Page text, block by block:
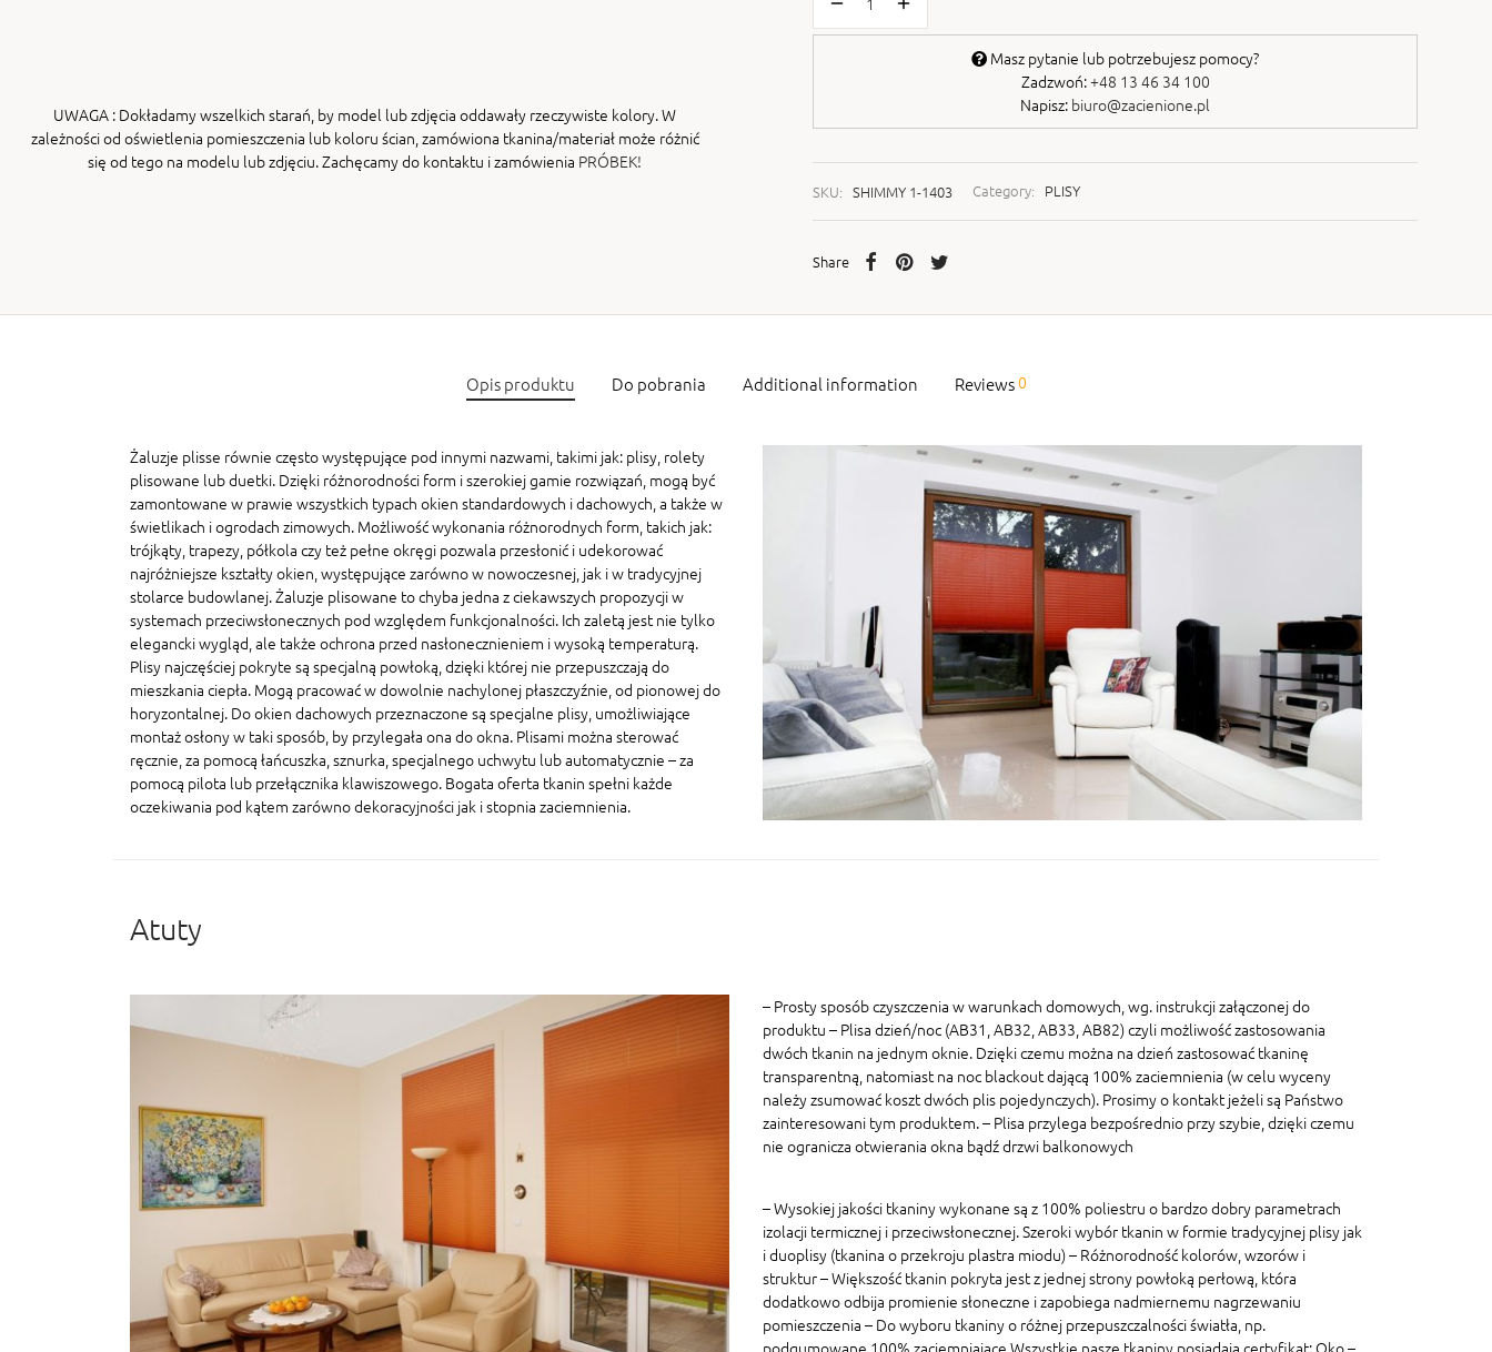
UWAGA : Dokładamy wszelkich starań, by model lub zdjęcia oddawały rzeczywiste kolory. W
zależności od oświetlenia pomieszczenia lub koloru ścian, zamówiona tkanina/materiał może różnić
się od tego na modelu lub zdjęciu. Zachęcamy do kontaktu i zamówienia PRÓBEK!
Masz pytanie lub potrzebujesz pomocy?
Zadzwoń:+48 13 46 34 100
Napisz: biuro@zacienione.pl
SKU: SHIMMY 1-1403 Category: PLISY
Share
Opis produktu Do pobrania Additional information Reviews0
Żaluzje plisse równie często występujące pod innymi nazwami, takimi jak: plisy, rolety
plisowane lub duetki. Dzięki różnorodności form i szerokiej gamie rozwiązań, mogą być
zamontowane w prawie wszystkich typach okien standardowych i dachowych, a także w
świetlikach i ogrodach zimowych. Możliwość wykonania różnorodnych form, takich jak:
trójkąty, trapezy, półkola czy też pełne okręgi pozwala przesłonić i udekorować
najróżniejsze kształty okien, występujące zarówno w nowoczesnej, jak i w tradycyjnej
stolarce budowlanej. Żaluzje plisowane to chyba jedna z ciekawszych propozycji w
systemach przeciwsłonecznych pod względem funkcjonalności. Ich zaletą jest nie tylko
elegancki wygląd, ale także ochrona przed nasłonecznieniem i wysoką temperaturą.
Plisy najczęściej pokryte są specjalną powłoką, dzięki której nie przepuszczają do
mieszkania ciepła. Mogą pracować w dowolnie nachylonej płaszczyźnie, od pionowej do
horyzontalnej. Do okien dachowych przeznaczone są specjalne plisy, umożliwiające
montaż osłony w taki sposób, by przylegała ona do okna. Plisami można sterować
ręcznie, za pomocą łańcuszka, sznurka, specjalnego uchwytu lub automatycznie – za
pomocą pilota lub przełącznika klawiszowego. Bogata oferta tkanin spełni każde
oczekiwania pod kątem zarówno dekoracyjności jak i stopnia zaciemnienia.
Atuty
– Prosty sposób czyszczenia w warunkach domowych, wg. instrukcji załączonej do
produktu – Plisa dzień/noc (AB31, AB32, AB33, AB82) czyli możliwość zastosowania
dwóch tkanin na jednym oknie. Dzięki czemu można na dzień zastosować tkaninę
transparentną, natomiast na noc blackout dającą 100% zaciemnienia (w celu wyceny
należy zsumować koszt dwóch plis pojedynczych). Prosimy o kontakt jeżeli są Państwo
zainteresowani tym produktem. – Plisa przylega bezpośrednio przy szybie, dzięki czemu
nie ogranicza otwierania okna bądź drzwi balkonowych
– Wysokiej jakości tkaniny wykonane są z 100% poliestru o bardzo dobry parametrach
izolacji termicznej i przeciwsłonecznej. Szeroki wybór tkanin w formie tradycyjnej plisy jak
i duoplisy (tkanina o przekroju plastra miodu) – Różnorodność kolorów, wzorów i
struktur – Większość tkanin pokryta jest z jednej strony powłoką perłową, która
dodatkowo odbija promienie słoneczne i zapobiega nadmiernemu nagrzewaniu
pomieszczenia – Do wyboru tkaniny o różnej przepuszczalności światła, np.